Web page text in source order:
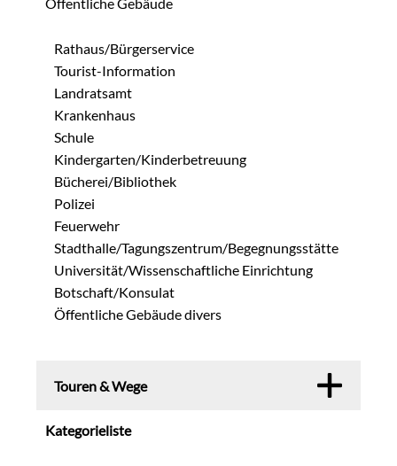
Rathaus/Bürgerservice
Tourist-Information
Landratsamt
Krankenhaus
Schule
Kindergarten/Kinderbetreuung
Bücherei/Bibliothek
Polizei
Feuerwehr
Stadthalle/Tagungszentrum/Begegnungsstätte
Universität/Wissenschaftliche Einrichtung
Botschaft/Konsulat
Öffentliche Gebäude divers
Touren & Wege
Kategorieliste